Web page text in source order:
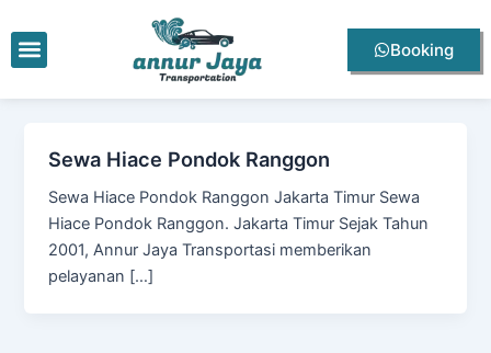
ke
konten
Menu Booking
Sewa Hiace Pondok Ranggon
Sewa Hiace Pondok Ranggon Jakarta Timur Sewa
Hiace Pondok Ranggon. Jakarta Timur Sejak Tahun
2001, Annur Jaya Transportasi memberikan
pelayanan […]